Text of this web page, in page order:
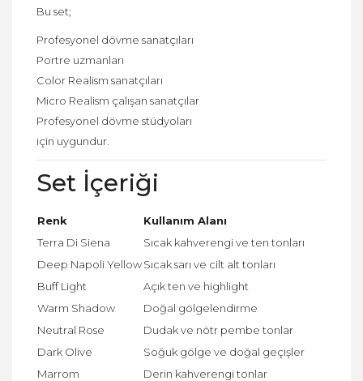
Bu set;
Profesyonel dövme sanatçıları
Portre uzmanları
Color Realism sanatçıları
Micro Realism çalışan sanatçılar
Profesyonel dövme stüdyoları
için uygundur.
Set İçeriği
Renk
Kullanım Alanı
Terra Di Siena
Sıcak kahverengi ve ten tonları
Deep Napoli YellowSıcak sarı ve cilt alt tonları
Buff Light
Açık ten ve highlight
Warm Shadow
Doğal gölgelendirme
Neutral Rose
Dudak ve nötr pembe tonlar
Dark Olive
Soğuk gölge ve doğal geçişler
Marrom
Derin kahverengi tonlar